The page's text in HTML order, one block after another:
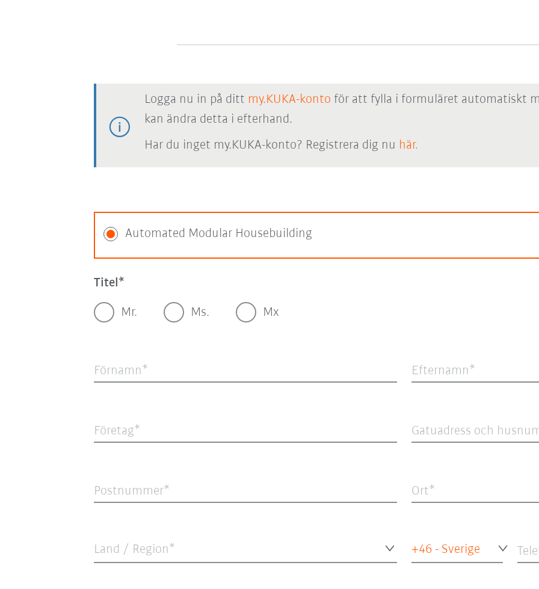
Logga nu in på ditt my.KUKA-konto för att fylla i formuläret automatiskt
kan ändra detta i efterhand.
Har du inget my.KUKA-konto? Registrera dig nu här.
Automated Modular Housebuilding
Titel
Mr. Ms. Mx
Förnamn Efternamn
Företag Gatuadress och
Postnummer Ort
Land / Region* +46 - Sverige